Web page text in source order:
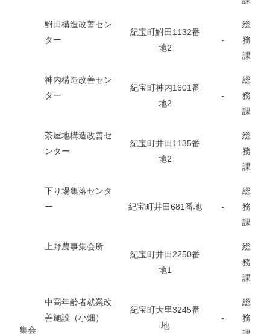
集会
鮒田構造改善セン
ター
紀宝町鮒田1132番
地2
-
総
務
課
神内構造改善セン
ター
紀宝町神内1601番
地2
-
総
務
課
茶屋地構造改善セ
ンター
紀宝町井田1135番
地2
総
務
課
下り場集落センタ
ー
紀宝町井田681番地 -
総
務
課
上野農事集会所
紀宝町井田2250番
地1
総
務
課
中高年齢者就業改
善施設（小畑）
紀宝町大里3245番
地
-
総
務